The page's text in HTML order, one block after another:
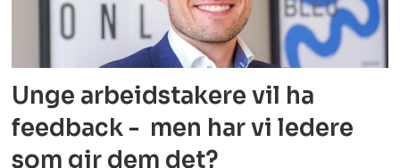
Unge arbeidstakere vil ha
feedback - men har vi ledere
som gir dem det?